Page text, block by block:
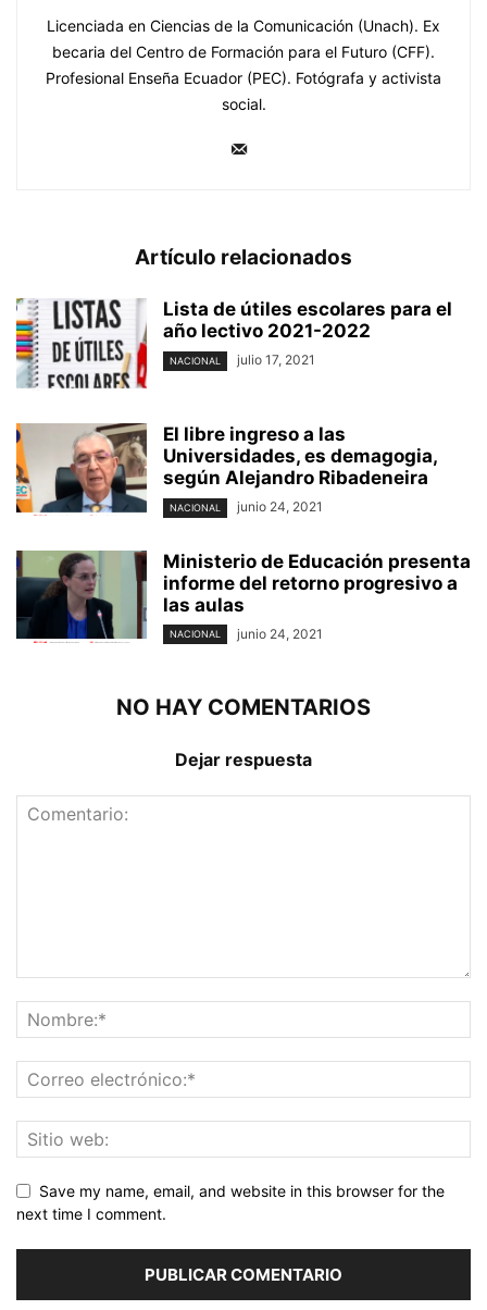
Licenciada en Ciencias de la Comunicación (Unach). Ex
becaria del Centro de Formación para el Futuro (CFF).
Profesional Enseña Ecuador (PEC). Fotógrafa y activista
social.
Artículo relacionados
Lista de útiles escolares para el
año lectivo 2021-2022
NACIONAL julio 17, 2021
El libre ingreso a las
Universidades, es demagogia,
según Alejandro Ribadeneira
NACIONAL junio 24, 2021
Ministerio de Educación presenta
informe del retorno progresivo a
las aulas
NACIONAL junio 24, 2021
NO HAY COMENTARIOS
Dejar respuesta
Save my name, email, and website in this browser for the
next time I comment.